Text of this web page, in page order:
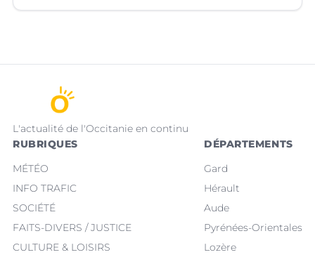
L'actualité de l'Occitanie en continu
RUBRIQUES
MÉTÉO
INFO TRAFIC
SOCIÉTÉ
FAITS-DIVERS / JUSTICE
CULTURE & LOISIRS
DÉPARTEMENTS
Gard
Hérault
Aude
Pyrénées-Orientales
Lozère